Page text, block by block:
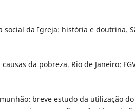
social da Igreja: história e doutrina.
causas da pobreza. Rio de Janeiro:
breve estudo da utilização